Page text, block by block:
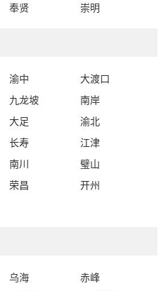
奉贤 崇明
渝中
大渡口
九龙坡
南岸
大足
渝北
长寿
江津
南川
璧山
荣昌
开州
乌海
赤峰